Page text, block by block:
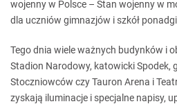
wojenny w Polsce – Stan wojenny w
dla uczniów gimnazjów i szkół
Tego dnia wiele ważnych budynków i
Stadion Narodowy, katowicki Spodek,
Stoczniowców czy Tauron Arena i
zyskają iluminacje i specjalne napisy,